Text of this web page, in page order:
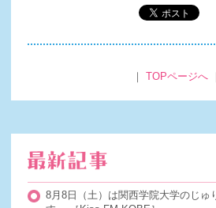
｜ TOPページへ
8月8日（土）は関西学院大学のじゅ